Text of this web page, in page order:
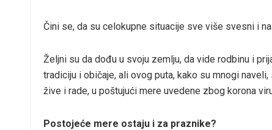
Čini se, da su celokupne situacije sve više svesni i
Željni su da dođu u svoju zemlju, da vide rodbinu i
tradiciju i običaje, ali ovog puta, kako su mnogi
žive i rade, u poštujući mere uvedene zbog korona
Postojeće mere ostaju i za praznike?